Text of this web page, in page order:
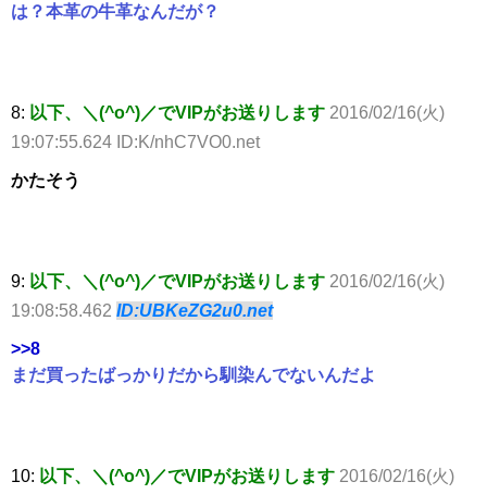
は？本革の牛革なんだが？
8: 以下、＼(^o^)／でVIPがお送りします 2016/02/16(火)
19:07:55.624 ID:K/nhC7VO0.net
かたそう
9: 以下、＼(^o^)／でVIPがお送りします 2016/02/16(火)
19:08:58.462 ID:UBKeZG2u0.net
>>8
まだ買ったばっかりだから馴染んでないんだよ
10: 以下、＼(^o^)／でVIPがお送りします 2016/02/16(火)